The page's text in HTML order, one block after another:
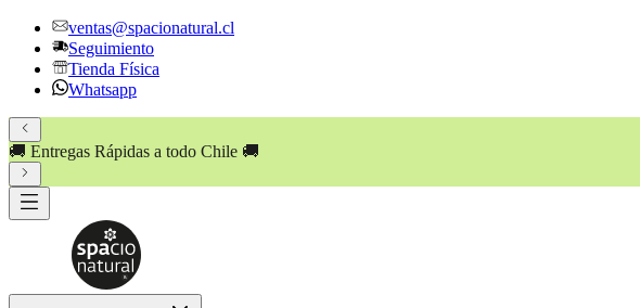
ventas@spacionatural.cl
Seguimiento
Tienda Física
Whatsapp
🚚 Entregas Rápidas a todo Chile 🚚